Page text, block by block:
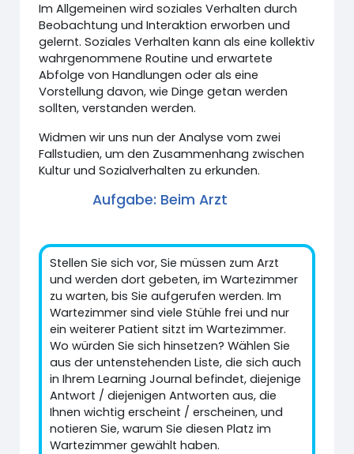
Im Allgemeinen wird soziales Verhalten durch
Beobachtung und Interaktion erworben und
gelernt. Soziales Verhalten kann als eine kollektiv
wahrgenommene Routine und erwartete
Abfolge von Handlungen oder als eine
Vorstellung davon, wie Dinge getan werden
sollten, verstanden werden.
Widmen wir uns nun der Analyse vom zwei
Fallstudien, um den Zusammenhang zwischen
Kultur und Sozialverhalten zu erkunden.
Aufgabe: Beim Arzt
Stellen Sie sich vor, Sie müssen zum Arzt
und werden dort gebeten, im Wartezimmer
zu warten, bis Sie aufgerufen werden. Im
Wartezimmer sind viele Stühle frei und nur
ein weiterer Patient sitzt im Wartezimmer.
Wo würden Sie sich hinsetzen? Wählen Sie
aus der untenstehenden Liste, die sich auch
in Ihrem Learning Journal befindet, diejenige
Antwort / diejenigen Antworten aus, die
Ihnen wichtig erscheint / erscheinen, und
notieren Sie, warum Sie diesen Platz im
Wartezimmer gewählt haben.